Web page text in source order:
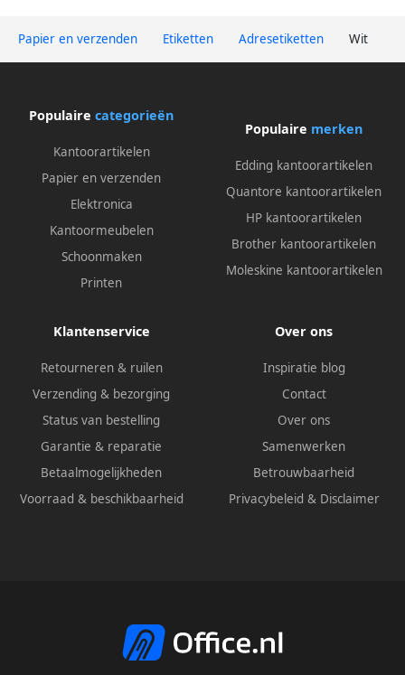
Papier en verzenden Etiketten Adresetiketten Wit
Populaire categorieën
Kantoorartikelen
Papier en verzenden
Elektronica
Kantoormeubelen
Schoonmaken
Printen
Populaire merken
Edding kantoorartikelen
Quantore kantoorartikelen
HP kantoorartikelen
Brother kantoorartikelen
Moleskine kantoorartikelen
Klantenservice
Retourneren & ruilen
Verzending & bezorging
Status van bestelling
Garantie & reparatie
Betaalmogelijkheden
Voorraad & beschikbaarheid
Over ons
Inspiratie blog
Contact
Over ons
Samenwerken
Betrouwbaarheid
Privacybeleid & Disclaimer